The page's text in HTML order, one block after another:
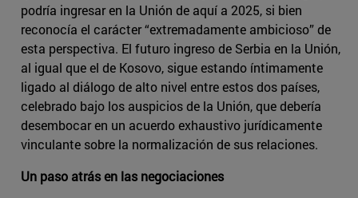
podría ingresar en la Unión de aquí a 2025, si bien
reconocía el carácter “extremadamente ambicioso” de
esta perspectiva. El futuro ingreso de Serbia en la Unión,
al igual que el de Kosovo, sigue estando íntimamente
ligado al diálogo de alto nivel entre estos dos países,
celebrado bajo los auspicios de la Unión, que debería
desembocar en un acuerdo exhaustivo jurídicamente
vinculante sobre la normalización de sus relaciones.
Un paso atrás en las negociaciones